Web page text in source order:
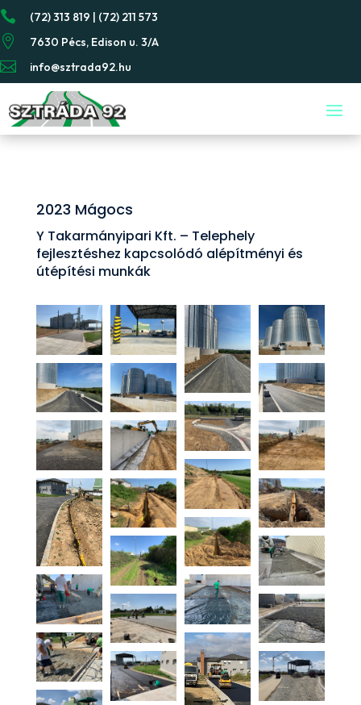
 (72) 313 819 | (72) 211 573
 7630 Pécs, Edison u. 3/A
 info@sztrada92.hu
2023 Mágocs
Y Takarmányipari Kft. – Telephely
fejlesztéshez kapcsolódó alépítményi és
útépítési munkák